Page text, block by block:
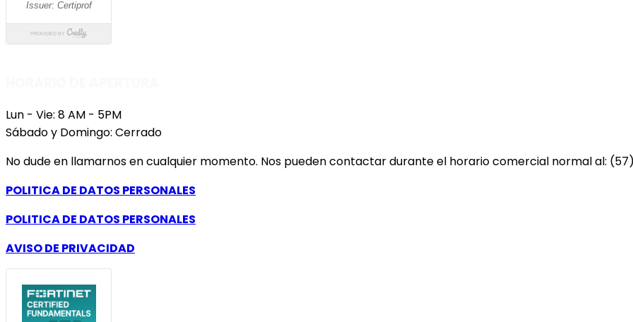
Lun - Vie: 8 AM - 5PM
Sábado y Domingo: Cerrado
No dude en llamarnos en cualquier momento. Nos pueden contactar durante el horario comercial normal al:
POLITICA DE DATOS PERSONALES
POLITICA DE DATOS PERSONALES
AVISO DE PRIVACIDAD